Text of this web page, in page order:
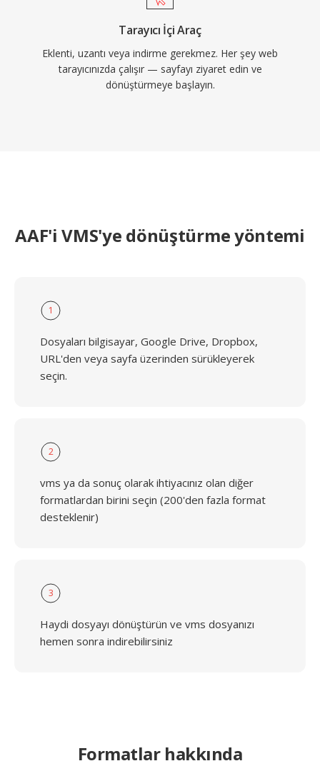
Tarayıcı İçi Araç
Eklenti, uzantı veya indirme gerekmez. Her şey web
tarayıcınızda çalışır — sayfayı ziyaret edin ve
dönüştürmeye başlayın.
AAF'i VMS'ye dönüştürme yöntemi
1
Dosyaları bilgisayar, Google Drive, Dropbox,
URL'den veya sayfa üzerinden sürükleyerek
seçin.
2
vms ya da sonuç olarak ihtiyacınız olan diğer
formatlardan birini seçin (200'den fazla format
desteklenir)
3
Haydi dosyayı dönüştürün ve vms dosyanızı
hemen sonra indirebilirsiniz
Formatlar hakkında